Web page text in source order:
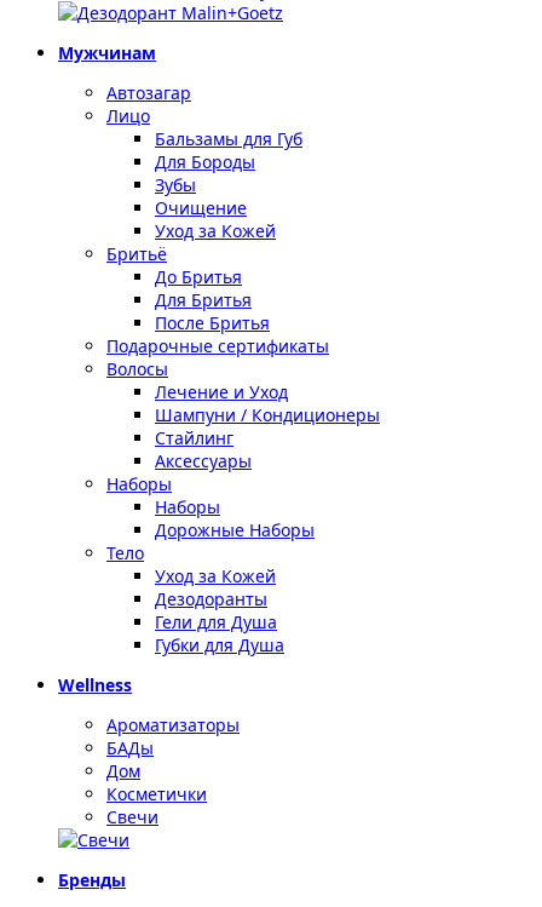
Мужчинам
Автозагар
Лицо
Бальзамы для Губ
Для Бороды
Зубы
Очищение
Уход за Кожей
Бритьё
До Бритья
Для Бритья
После Бритья
Подарочные сертификаты
Волосы
Лечение и Уход
Шампуни / Кондиционеры
Стайлинг
Аксессуары
Наборы
Наборы
Дорожные Наборы
Тело
Уход за Кожей
Дезодоранты
Гели для Душа
Губки для Душа
Wellness
Ароматизаторы
БАДы
Дом
Косметички
Свечи
Бренды